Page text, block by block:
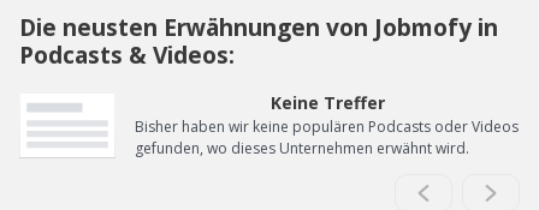
Die neusten Erwähnungen von Jobmofy in
Podcasts & Videos:
Keine Treffer
Bisher haben wir keine populären Podcasts oder Videos
gefunden, wo dieses Unternehmen erwähnt wird.